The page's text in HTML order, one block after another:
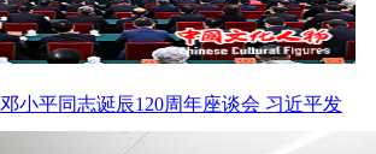
小平同志诞辰120周年座谈会 习近平发